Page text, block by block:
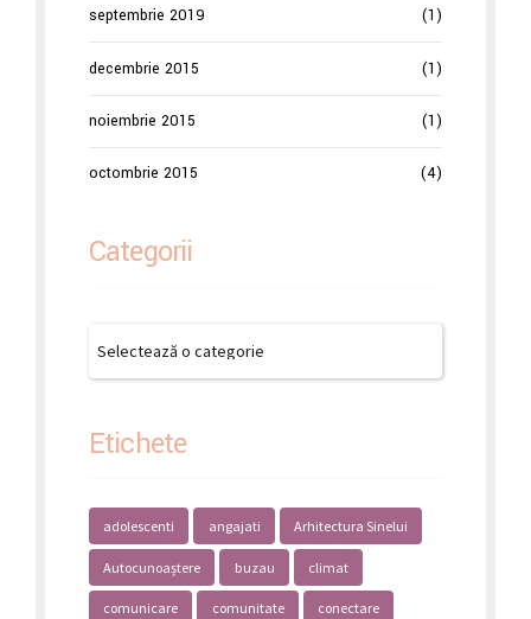
septembrie 2019 (1)
decembrie 2015 (1)
noiembrie 2015 (1)
octombrie 2015 (4)
Categorii
Etichete
adolescenti angajati Arhitectura Sinelui
Autocunoaștere buzau climat
comunicare comunitate conectare